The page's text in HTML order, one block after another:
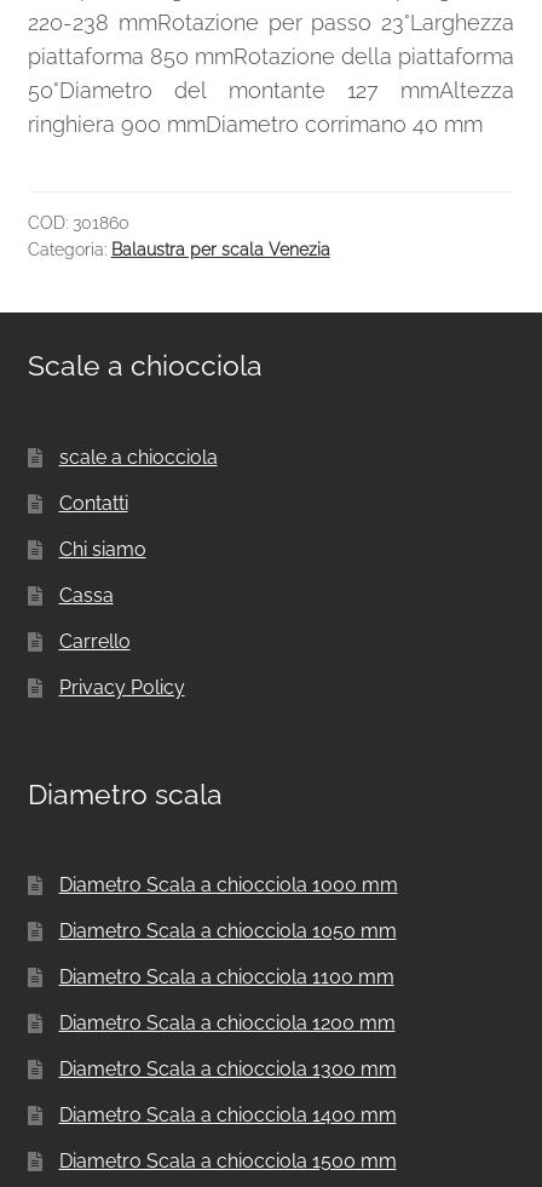
220-238 mmRotazione per passo 23°Larghezza
piattaforma 850 mmRotazione della piattaforma
50°Diametro del montante 127 mmAltezza
ringhiera 900 mmDiametro corrimano 40 mm
COD: 301860
Categoria: Balaustra per scala Venezia
Scale a chiocciola
scale a chiocciola
Contatti
Chi siamo
Cassa
Carrello
Privacy Policy
Diametro scala
Diametro Scala a chiocciola 1000 mm
Diametro Scala a chiocciola 1050 mm
Diametro Scala a chiocciola 1100 mm
Diametro Scala a chiocciola 1200 mm
Diametro Scala a chiocciola 1300 mm
Diametro Scala a chiocciola 1400 mm
Diametro Scala a chiocciola 1500 mm